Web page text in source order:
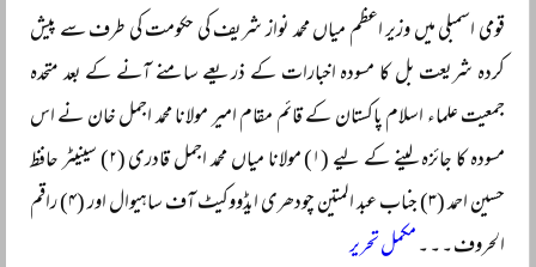
قومی اسمبلی میں وزیر اعظم میاں محمد نواز شریف کی حکومت کی طرف سے پیش
کردہ شریعت بل کا مسودہ اخبارات کے ذریعے سامنے آنے کے بعد متحدہ
جمعیت علماء اسلام پاکستان کے قائم مقام امیر مولانا محمد اجمل خان نے اس
مسودہ کا جائزہ لینے کے لیے (۱) مولانا میاں محمد اجمل قادری (۲) سینیٹر حافظ
حسین احمد (۳) جناب عبد المتین چودھری ایڈووکیٹ آف ساہیوال اور (۴) راقم
الحروف ۔ ۔ ۔ مکمل تحریر